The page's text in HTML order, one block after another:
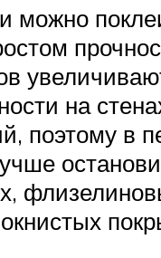
можно
на
поэтому в